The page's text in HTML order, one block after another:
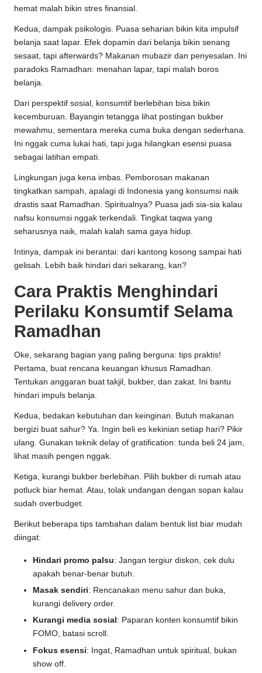
hemat malah bikin stres finansial.
Kedua, dampak psikologis. Puasa seharian bikin kita impulsif
belanja saat lapar. Efek dopamin dari belanja bikin senang
sesaat, tapi afterwards? Makanan mubazir dan penyesalan. Ini
paradoks Ramadhan: menahan lapar, tapi malah boros
belanja.
Dari perspektif sosial, konsumtif berlebihan bisa bikin
kecemburuan. Bayangin tetangga lihat postingan bukber
mewahmu, sementara mereka cuma buka dengan sederhana.
Ini nggak cuma lukai hati, tapi juga hilangkan esensi puasa
sebagai latihan empati.
Lingkungan juga kena imbas. Pemborosan makanan
tingkatkan sampah, apalagi di Indonesia yang konsumsi naik
drastis saat Ramadhan. Spiritualnya? Puasa jadi sia-sia kalau
nafsu konsumsi nggak terkendali. Tingkat taqwa yang
seharusnya naik, malah kalah sama gaya hidup.
Intinya, dampak ini berantai: dari kantong kosong sampai hati
gelisah. Lebih baik hindari dari sekarang, kan?
Cara Praktis Menghindari
Perilaku Konsumtif Selama
Ramadhan
Oke, sekarang bagian yang paling berguna: tips praktis!
Pertama, buat rencana keuangan khusus Ramadhan.
Tentukan anggaran buat takjil, bukber, dan zakat. Ini bantu
hindari impuls belanja.
Kedua, bedakan kebutuhan dan keinginan. Butuh makanan
bergizi buat sahur? Ya. Ingin beli es kekinian setiap hari? Pikir
ulang. Gunakan teknik delay of gratification: tunda beli 24 jam,
lihat masih pengen nggak.
Ketiga, kurangi bukber berlebihan. Pilih bukber di rumah atau
potluck biar hemat. Atau, tolak undangan dengan sopan kalau
sudah overbudget.
Berikut beberapa tips tambahan dalam bentuk list biar mudah
diingat:
Hindari promo palsu: Jangan tergiur diskon, cek dulu
apakah benar-benar butuh.
Masak sendiri: Rencanakan menu sahur dan buka,
kurangi delivery order.
Kurangi media sosial : Paparan konten konsumtif bikin
FOMO, batasi scroll.
Fokus esensi: Ingat, Ramadhan untuk spiritual, bukan
show off.